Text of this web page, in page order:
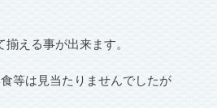
える事が出来ます。
等は見当たりませんでしたが